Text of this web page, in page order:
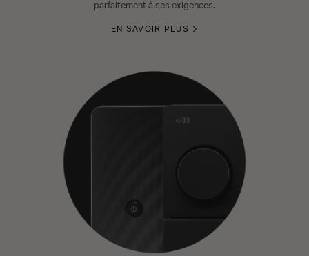
parfaitement à ses exigences.
EN SAVOIR PLUS